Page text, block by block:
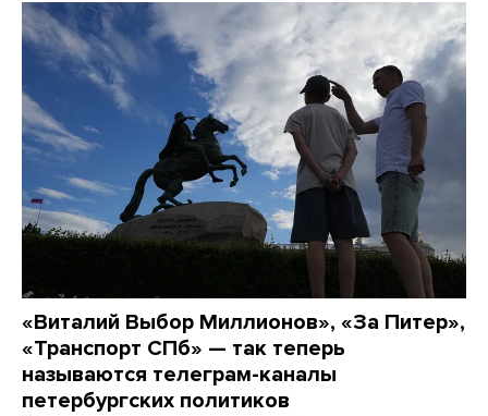
«Виталий Выбор Миллионов», «За Питер»,
«Транспорт СПб» — так теперь
называются телеграм-каналы
петербургских политиков